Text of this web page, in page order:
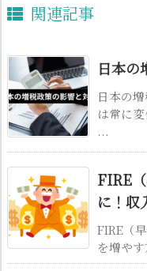
関連記事
日本の
日本の
は常に
...
FIRE
に！収
FIRE（
を増や